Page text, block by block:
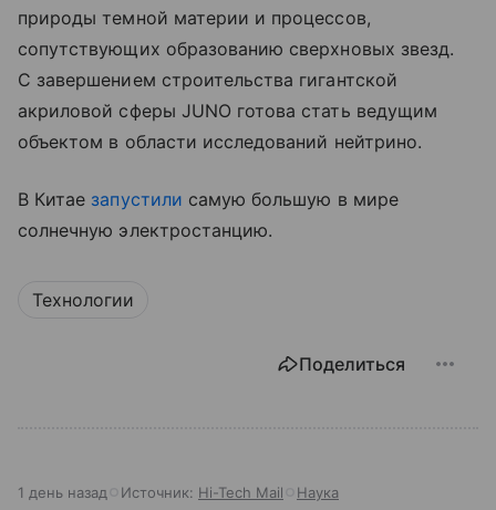
природы темной материи и процессов,
сопутствующих образованию сверхновых звезд.
С завершением строительства гигантской
акриловой сферы JUNO готова стать ведущим
объектом в области исследований нейтрино.
В Китае запустили самую большую в мире
солнечную электростанцию.
Технологии
Поделиться
1 день назад Источник: Hi-Tech Mail Наука